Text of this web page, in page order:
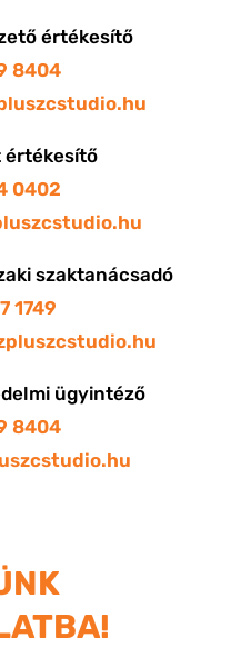
értékesítő
8404
értékesítő
0402
szaktanácsadó
1749
ügyintéző
8404